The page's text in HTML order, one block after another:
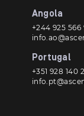
Angola
+244 925 566
Portugal
+351 928 140